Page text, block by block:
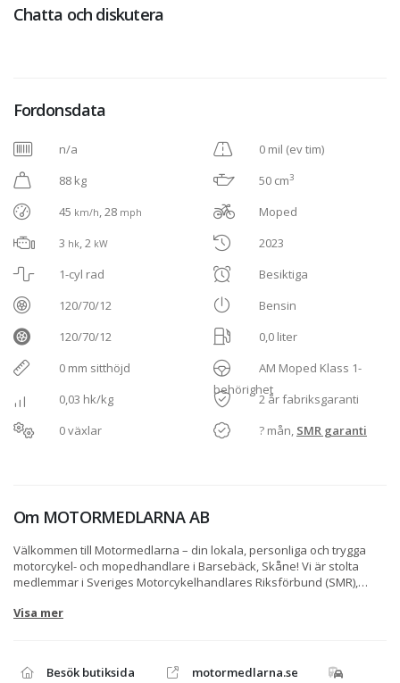
Chatta och diskutera
Fordonsdata
n/a
88 kg
45 km/h, 28 mph
3 hk, 2 kW
1-cyl rad
120/70/12
120/70/12
0 mm sitthöjd
0,03 hk/kg
0 växlar
0 mil (ev tim)
50 cm3
Moped
2023
Besiktiga
Bensin
0,0 liter
AM Moped Klass 1-
behörighet
2 år fabriksgaranti
? mån, SMR garanti
Om MOTORMEDLARNA AB
Välkommen till Motormedlarna – din lokala, personliga och trygga
motorcykel- och mopedhandlare i Barsebäck, Skåne! Vi är stolta
medlemmar i Sveriges Motorcykelhandlares Riksförbund (SMR),
kompetens, ekonomi, miljö och kundbemötande. När du handlar hos
Zontes. Zontes är ett av de snabbast växande motorcykelmärkena i
Europa just nu – och vi är auktoriserad återförsäljare. Zontes
Visa mer
Besök butiksida
motormedlarna.se